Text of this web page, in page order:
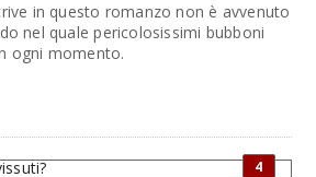
in questo romanzo non è avvenuto
nel quale pericolosissimi bubboni
ogni momento.
4